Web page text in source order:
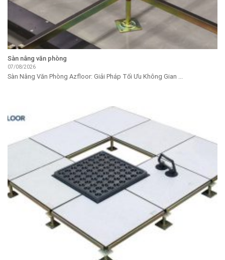
Sàn nâng văn phòng
07/08/2026
Sàn Nâng Văn Phòng Azfloor: Giải Pháp Tối Ưu Không Gian ...